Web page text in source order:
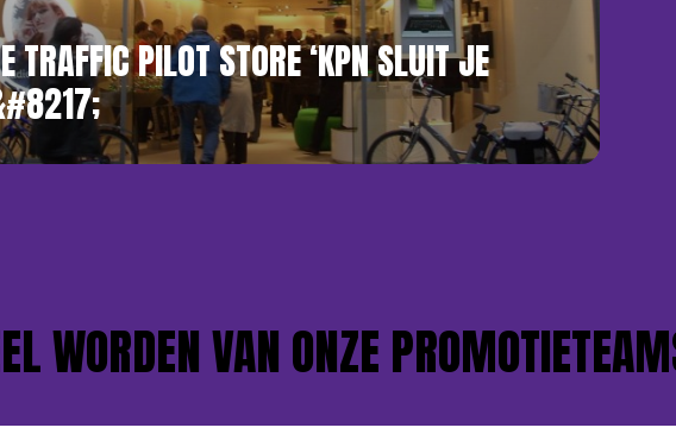
TRAFFIC PILOT STORE ‘KPN SLUIT JE
VAN ONZE PROMOTIETEAMS?